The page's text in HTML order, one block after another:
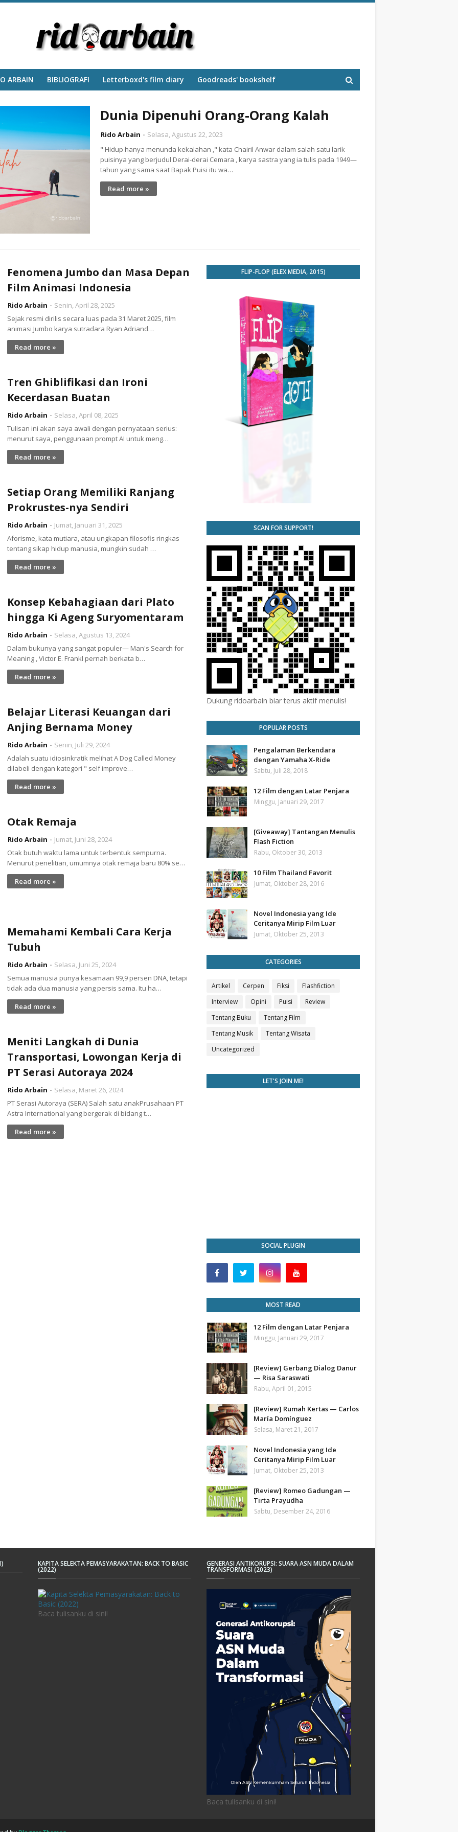
ARBAIN BIBLIOGRAFI ‎Letterboxd's film diary Goodreads' bookshelf
Dunia Dipenuhi Orang-Orang Kalah
Rido Arbain
Selasa, Agustus 22, 2023
" Hidup hanya menunda kekalahan ," kata Chairil Anwar dalam salah satu larik
puisinya yang berjudul Derai-derai Cemara , karya sastra yang ia tulis pada 1949—
tahun yang sama saat Bapak Puisi itu wa…
Read more »
Fenomena Jumbo dan Masa Depan
Film Animasi Indonesia
Rido Arbain
Senin, April 28, 2025
Sejak resmi dirilis secara luas pada 31 Maret 2025, film
animasi Jumbo karya sutradara Ryan Adriand…
Read more »
Tren Ghiblifikasi dan Ironi
Kecerdasan Buatan
Rido Arbain
Selasa, April 08, 2025
Tulisan ini akan saya awali dengan pernyataan serius:
menurut saya, penggunaan prompt AI untuk meng…
Read more »
Setiap Orang Memiliki Ranjang
Prokrustes-nya Sendiri
Rido Arbain
Jumat, Januari 31, 2025
Aforisme, kata mutiara, atau ungkapan filosofis ringkas
tentang sikap hidup manusia, mungkin sudah …
Read more »
Konsep Kebahagiaan dari Plato
hingga Ki Ageng Suryomentaram
Rido Arbain
Selasa, Agustus 13, 2024
Dalam bukunya yang sangat populer— Man's Search for
Meaning , Victor E. Frankl pernah berkata b…
Read more »
Belajar Literasi Keuangan dari
Anjing Bernama Money
Rido Arbain
Senin, Juli 29, 2024
Adalah suatu idiosinkratik melihat A Dog Called Money
dilabeli dengan kategori " self improve…
Read more »
Otak Remaja
Rido Arbain
Jumat, Juni 28, 2024
Otak butuh waktu lama untuk terbentuk sempurna.
Menurut penelitian, umumnya otak remaja baru 80% se…
Read more »
Memahami Kembali Cara Kerja
Tubuh
Rido Arbain
Selasa, Juni 25, 2024
Semua manusia punya kesamaan 99,9 persen DNA, tetapi
tidak ada dua manusia yang persis sama. Itu ha…
Read more »
Meniti Langkah di Dunia
Transportasi, Lowongan Kerja di
PT Serasi Autoraya 2024
Rido Arbain
Selasa, Maret 26, 2024
PT Serasi Autoraya (SERA) Salah satu anakPrusahaan PT
Astra International yang bergerak di bidang t…
Read more »
FLIP-FLOP (ELEX MEDIA, 2015)
SCAN FOR SUPPORT!
Dukung ridoarbain biar terus aktif menulis!
POPULAR POSTS
Pengalaman Berkendara
dengan Yamaha X-Ride
Sabtu, Juli 28, 2018
12 Film dengan Latar Penjara
Minggu, Januari 29, 2017
[Giveaway] Tantangan Menulis
Flash Fiction
Rabu, Oktober 30, 2013
10 Film Thailand Favorit
Jumat, Oktober 28, 2016
Novel Indonesia yang Ide
Ceritanya Mirip Film Luar
Jumat, Oktober 25, 2013
CATEGORIES
Artikel Cerpen Fiksi
Flashfiction
Interview
Opini Puisi
Review
Tentang Buku
Tentang Film
Tentang Musik
Tentang Wisata
Uncategorized
LET'S JOIN ME!
SOCIAL PLUGIN
MOST READ
12 Film dengan Latar Penjara
Minggu, Januari 29, 2017
[Review] Gerbang Dialog Danur
— Risa Saraswati
Rabu, April 01, 2015
[Review] Rumah Kertas — Carlos
María Domínguez
Selasa, Maret 21, 2017
Novel Indonesia yang Ide
Ceritanya Mirip Film Luar
Jumat, Oktober 25, 2013
[Review] Romeo Gadungan —
Tirta Prayudha
Sabtu, Desember 24, 2016
KAPITA SELEKTA PEMASYARAKATAN: BACK TO BASIC
(2022)
Baca tulisanku di sini!
GENERASI ANTIKORUPSI: SUARA ASN MUDA DALAM
TRANSFORMASI (2023)
Baca tulisanku di sini!